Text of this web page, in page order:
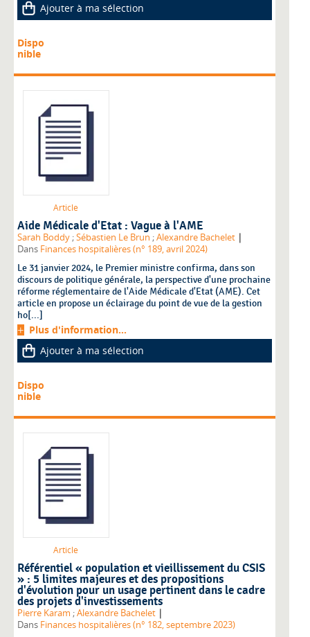
Ajouter à ma sélection
Dispo
nible
Article
Aide Médicale d'Etat : Vague à l'AME
Sarah Boddy ;Sébastien Le Brun ;Alexandre Bachelet |
Dans Finances hospitalières (n° 189, avril 2024)
Le 31 janvier 2024, le Premier ministre confirma, dans son
discours de politique générale, la perspective d'une prochaine
réforme réglementaire de l'Aide Médicale d'Etat (AME). Cet
article en propose un éclairage du point de vue de la gestion
ho[...]
Plus d'information...
Ajouter à ma sélection
Dispo
nible
Article
Référentiel « population et vieillissement du CSIS
» : 5 limites majeures et des propositions
d'évolution pour un usage pertinent dans le cadre
des projets d'investissements
Pierre Karam ;Alexandre Bachelet |
Dans Finances hospitalières (n° 182, septembre 2023)